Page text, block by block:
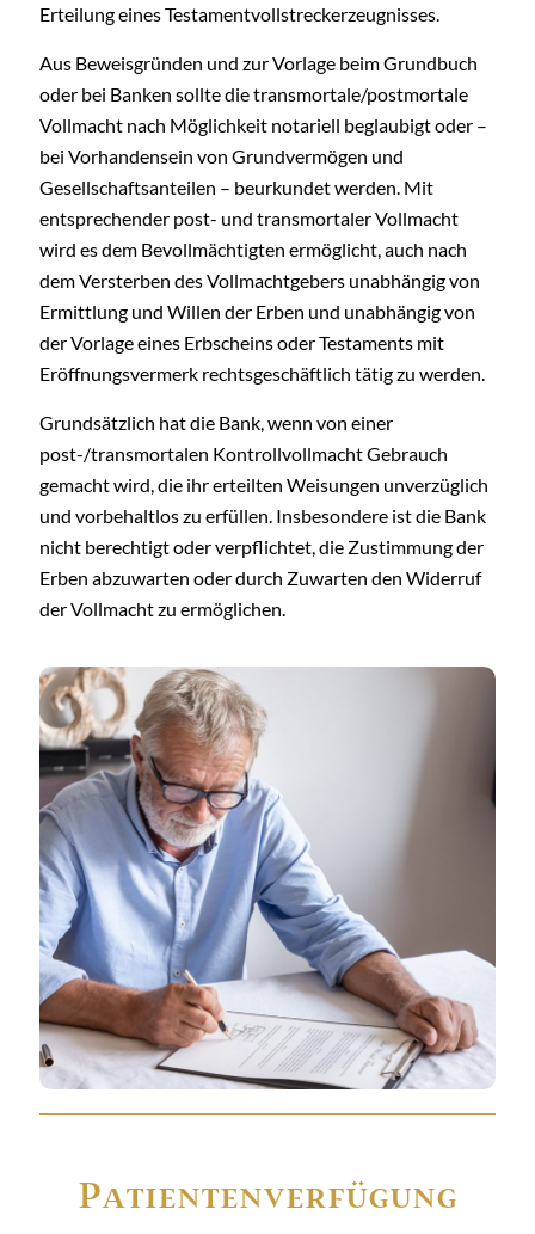
Erteilung eines Testamentvollstreckerzeugnisses.
Aus Beweisgründen und zur Vorlage beim Grundbuch
oder bei Banken sollte die transmortale/postmortale
Vollmacht nach Möglichkeit notariell beglaubigt oder –
bei Vorhandensein von Grundvermögen und
Gesellschaftsanteilen – beurkundet werden. Mit
entsprechender post- und transmortaler Vollmacht
wird es dem Bevollmächtigten ermöglicht, auch nach
dem Versterben des Vollmachtgebers unabhängig von
Ermittlung und Willen der Erben und unabhängig von
der Vorlage eines Erbscheins oder Testaments mit
Eröffnungsvermerk rechtsgeschäftlich tätig zu werden.
Grundsätzlich hat die Bank, wenn von einer
post-/transmortalen Kontrollvollmacht Gebrauch
gemacht wird, die ihr erteilten Weisungen unverzüglich
und vorbehaltlos zu erfüllen. Insbesondere ist die Bank
nicht berechtigt oder verpflichtet, die Zustimmung der
Erben abzuwarten oder durch Zuwarten den Widerruf
der Vollmacht zu ermöglichen.
Patienten­verfügung